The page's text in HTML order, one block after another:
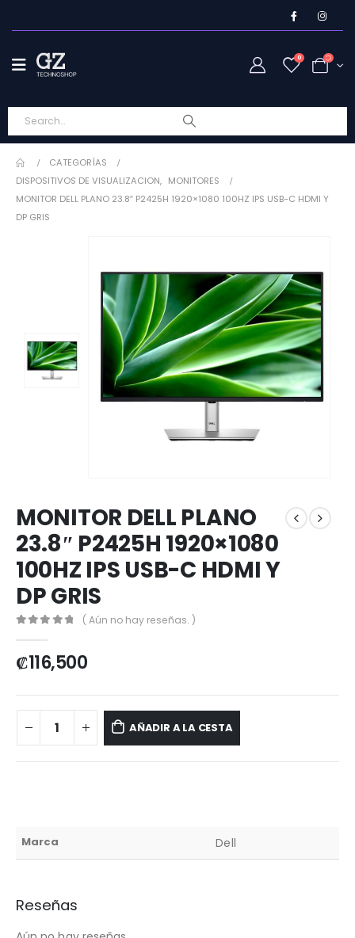
0
CATEGORÍAS
DISPOSITIVOS DE VISUALIZACION, MONITORES
MONITOR DELL PLANO 23.8″ P2425H 1920×1080 100HZ IPS USB-C HDMI Y
DP GRIS
MONITOR DELL PLANO
23.8″ P2425H 1920×1080
100HZ IPS USB-C HDMI Y
DP GRIS
( Aún no hay reseñas. )
₡116,500
AÑADIR A LA CESTA
Marca Dell
Reseñas